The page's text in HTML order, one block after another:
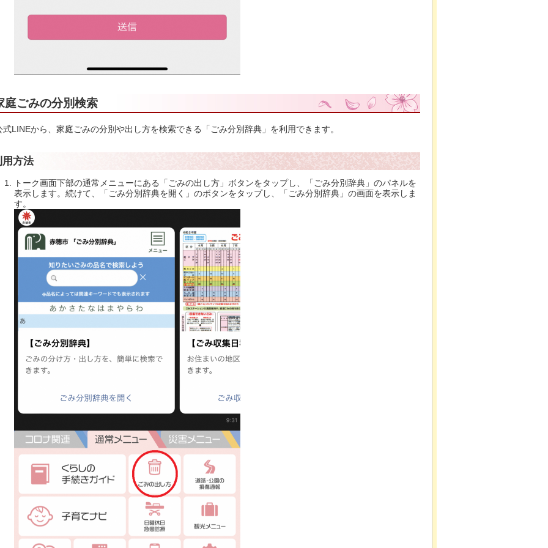
庭ごみの分別検索
式LINEから、家庭ごみの分別や出し方を検索できる「ごみ分別辞典」を利用できます。
用方法
トーク画面下部の通常メニューにある「ごみの出し方」ボタンをタップし、「ごみ分別辞典」のパネルを
表示します。続けて、「ごみ分別辞典を開く」のボタンをタップし、「ごみ分別辞典」の画面を表示しま
す。